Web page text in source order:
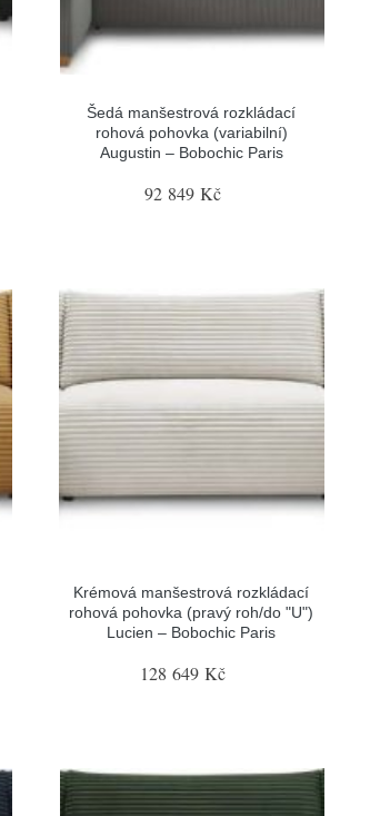
Šedá manšestrová rozkládací
rohová pohovka (variabilní)
Augustin – Bobochic Paris
92 849 Kč
Krémová manšestrová rozkládací
rohová pohovka (pravý roh/do "U")
Lucien – Bobochic Paris
128 649 Kč